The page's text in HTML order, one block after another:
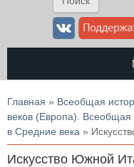
Вы здесь
Главная » Всеобщая
веков (Европа). Всеобщая
в Средние века »
Искусство Южной